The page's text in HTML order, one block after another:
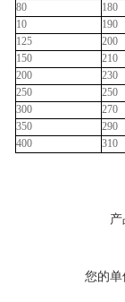
80
180
10
190
125
200
150
210
200
230
250
250
300
270
350
290
400
310
您的单